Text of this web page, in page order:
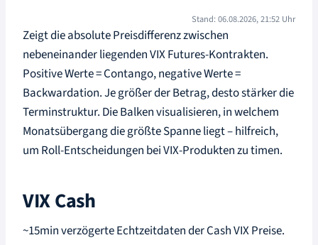
Stand: 06.08.2026, 21:52 Uhr
Zeigt die absolute Preisdifferenz zwischen
nebeneinander liegenden VIX Futures-Kontrakten.
Positive Werte = Contango, negative Werte =
Backwardation. Je größer der Betrag, desto stärker die
Terminstruktur. Die Balken visualisieren, in welchem
Monatsübergang die größte Spanne liegt – hilfreich,
um Roll-Entscheidungen bei VIX-Produkten zu timen.
VIX Cash
~15min verzögerte Echtzeitdaten der Cash VIX Preise.